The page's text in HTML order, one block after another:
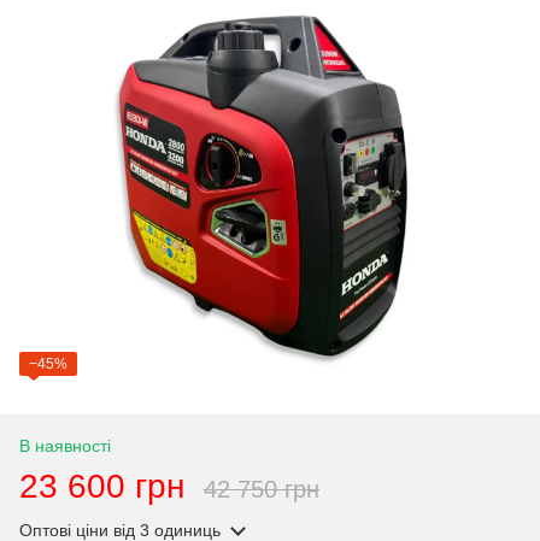
−45%
В наявності
23 600 грн 42 750 грн
Оптові ціни від 3 одиниць